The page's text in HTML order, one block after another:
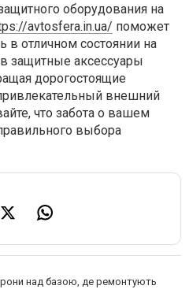
оборудования на
avtosfera.in.ua/ поможет
в отличном состоянии на
защитные аксессуары
дорогостоящие
внешний
что забота о вашем
выбора
над базою, де ремонтують